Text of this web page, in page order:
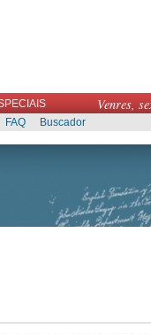
Venres,
FAQ Buscador